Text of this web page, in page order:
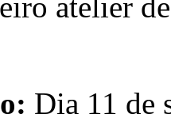
atelier
Dia 11 de